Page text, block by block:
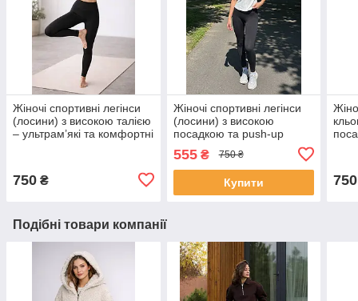
Жіночі спортивні легінси
(лосини) з високою талією
– ультрам’які та комфортні
750 ₴
Жіночі спортивні легінси
(лосини) з високою
посадкою та push-up
розмір М
555₴ 750 ₴
Купити 750
Подібні товари компанії